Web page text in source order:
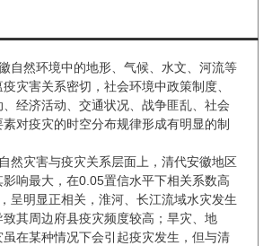
徽自然环境中的地形、气候、水文、河流等
灾害关系密切，社会环境中政策制度、
、经济活动、交通状况、战争匪乱、社会
素对疫灾的时空分布规律形成有明显的制
自然灾害与疫灾关系层面上，清代安徽地区
影响最大，在0.05置信水平下相关系数高
呈明显正相关，淮河、长江流域水灾发生
致其周边府县疫灾频度较高；旱灾、地
虽在某种情况下会引起疫灾发生，但与清